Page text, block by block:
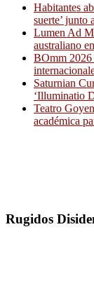
Habitantes
suerte’ junto
Lumen Ad
australiano
BOmm 2026
Saturnian
‘Illuminatio
Teatro
académica
Rugidos